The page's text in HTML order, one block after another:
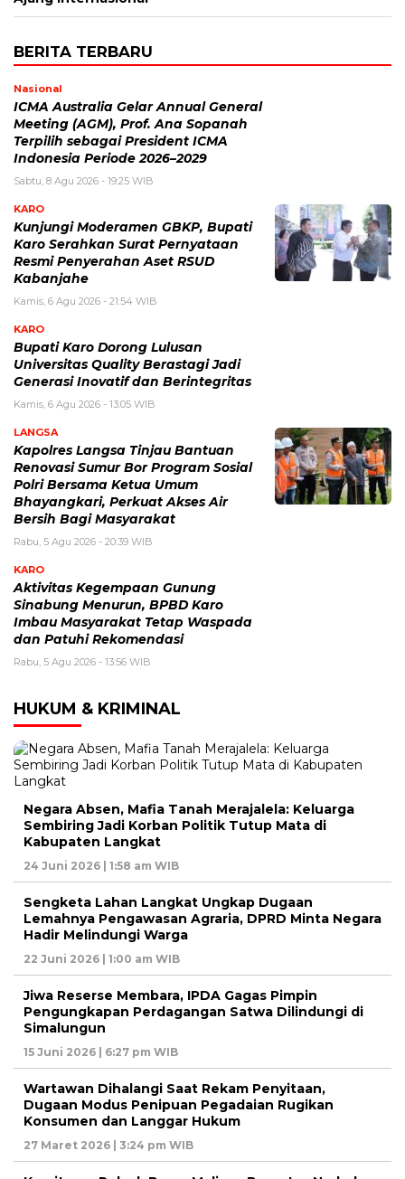
BERITA TERBARU
Nasional
ICMA Australia Gelar Annual General
Meeting (AGM), Prof. Ana Sopanah
Terpilih sebagai President ICMA
Indonesia Periode 2026–2029
Sabtu, 8 Agu 2026 - 19:25 WIB
KARO
Kunjungi Moderamen GBKP, Bupati
Karo Serahkan Surat Pernyataan
Resmi Penyerahan Aset RSUD
Kabanjahe
Kamis, 6 Agu 2026 - 21:54 WIB
KARO
Bupati Karo Dorong Lulusan
Universitas Quality Berastagi Jadi
Generasi Inovatif dan Berintegritas
Kamis, 6 Agu 2026 - 13:05 WIB
LANGSA
Kapolres Langsa Tinjau Bantuan
Renovasi Sumur Bor Program Sosial
Polri Bersama Ketua Umum
Bhayangkari, Perkuat Akses Air
Bersih Bagi Masyarakat
Rabu, 5 Agu 2026 - 20:39 WIB
KARO
Aktivitas Kegempaan Gunung
Sinabung Menurun, BPBD Karo
Imbau Masyarakat Tetap Waspada
dan Patuhi Rekomendasi
Rabu, 5 Agu 2026 - 13:56 WIB
HUKUM & KRIMINAL
Negara Absen, Mafia Tanah Merajalela: Keluarga
Sembiring Jadi Korban Politik Tutup Mata di
Kabupaten Langkat
24 Juni 2026 | 1:58 am WIB
Sengketa Lahan Langkat Ungkap Dugaan
Lemahnya Pengawasan Agraria, DPRD Minta Negara
Hadir Melindungi Warga
22 Juni 2026 | 1:00 am WIB
Jiwa Reserse Membara, IPDA Gagas Pimpin
Pengungkapan Perdagangan Satwa Dilindungi di
Simalungun
15 Juni 2026 | 6:27 pm WIB
Wartawan Dihalangi Saat Rekam Penyitaan,
Dugaan Modus Penipuan Pegadaian Rugikan
Konsumen dan Langgar Hukum
27 Maret 2026 | 3:24 pm WIB